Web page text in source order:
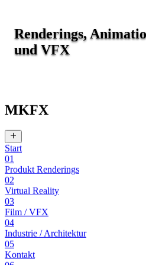
MKFX
Start
01
Produkt Renderings
02
Virtual Reality
03
Film / VFX
04
Industrie / Architektur
05
Kontakt
Renderings,
und VFX